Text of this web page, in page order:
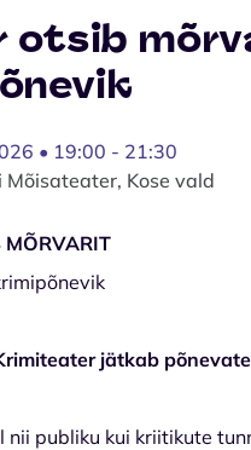
otsib
• 19:00 - 21:30
Mõisateater, Kose vald
MÕRVARIT
jätkab
nii publiku kui kriitikute